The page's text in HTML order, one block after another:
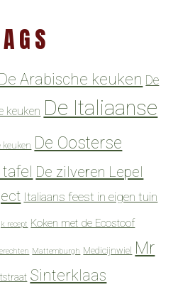
De Arabische keuken De
keuken De Italiaanse
keuken De Oosterse
De zilveren Lepel
Italiaans feest in eigen tuin
recept Koken met de Ecostoof
Mattemburgh Medicijnwiel Mr
Sinterklaas